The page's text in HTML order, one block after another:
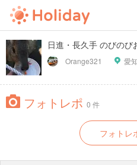
日進・長久手 のびのび
Orange321 愛知
フォトレポ 0 件
フォトレ